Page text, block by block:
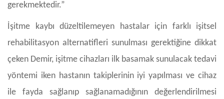
gerekmektedir.”
İşitme kaybı düzeltilemeyen hastalar için farklı işitsel
rehabilitasyon alternatifleri sunulması gerektiğine dikkat
çeken Demir, işitme cihazları ilk basamak sunulacak tedavi
yöntemi iken hastanın takiplerinin iyi yapılması ve cihaz
ile fayda sağlanıp sağlanamadığının değerlendirilmesi